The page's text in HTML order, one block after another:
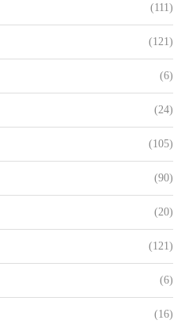
(111)
(121)
(6)
(24)
(105)
(90)
(20)
(121)
(6)
(16)